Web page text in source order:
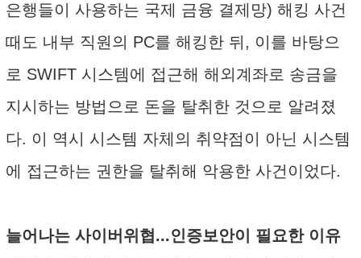
은행들이 사용하는 국제 금융 결제망) 해킹 사건
때도 내부 직원의 PC를 해킹한 뒤, 이를 바탕으
로 SWIFT 시스템에 접근해 해외계좌로 송금을
지시하는 방법으로 돈을 탈취한 것으로 알려졌
다. 이 역시 시스템 자체의 취약점이 아닌 시스템
에 접근하는 권한을 탈취해 악용한 사건이었다.
늘어나는 사이버위협...인증보안이 필요한 이유